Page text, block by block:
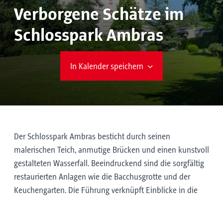
Verborgene Schätze im
Schlosspark Ambras
In Kalender speichern
Der Schlosspark Ambras besticht durch seinen
malerischen Teich, anmutige Brücken und einen kunstvoll
gestalteten Wasserfall. Beeindruckend sind die sorgfältig
restaurierten Anlagen wie die Bacchusgrotte und der
Keuchengarten. Die Führung verknüpft Einblicke in die